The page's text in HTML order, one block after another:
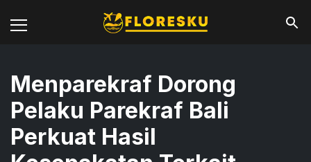
Menparekraf Dorong
Pelaku Parekraf Bali
Perkuat Hasil